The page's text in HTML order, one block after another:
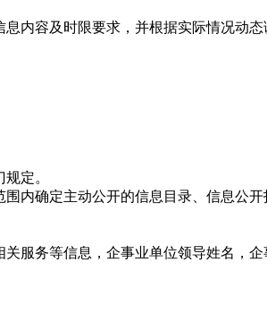
容及时限要求，并根据实际情况动态
定。
确定主动公开的信息目录、信息公开
务等信息，企事业单位领导姓名，企